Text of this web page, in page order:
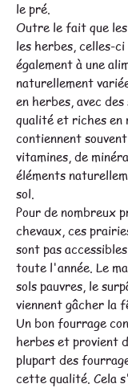
le pré.
Outre le fait que
les herbes, celles-
également à une
naturellement
en herbes, avec des
qualité et riches en
contiennent
vitamines, de
éléments
sol.
Pour de nombreux
chevaux, ces
sont pas
toute l'année. Le
sols pauvres, le
viennent gâcher la
Un bon fourrage
herbes et provient
plupart des
cette qualité. Cela